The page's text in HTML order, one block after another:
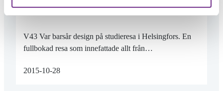
V43 Var barsår design på studieresa i Helsingfors. En
fullbokad resa som innefattade allt från…
2015-10-28